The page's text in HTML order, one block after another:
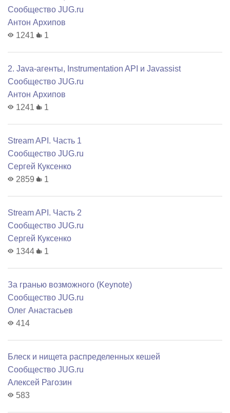
Сообщество JUG.ru
Антон Архипов
1241
1
2. Java-агенты, Instrumentation API и Javassist
Сообщество JUG.ru
Антон Архипов
1241
1
Stream API. Часть 1
Сообщество JUG.ru
Сергей Куксенко
2859
1
Stream API. Часть 2
Сообщество JUG.ru
Сергей Куксенко
1344
1
За гранью возможного (Keynote)
Сообщество JUG.ru
Олег Анастасьев
414
Блеск и нищета распределенных кешей
Сообщество JUG.ru
Алексей Рагозин
583